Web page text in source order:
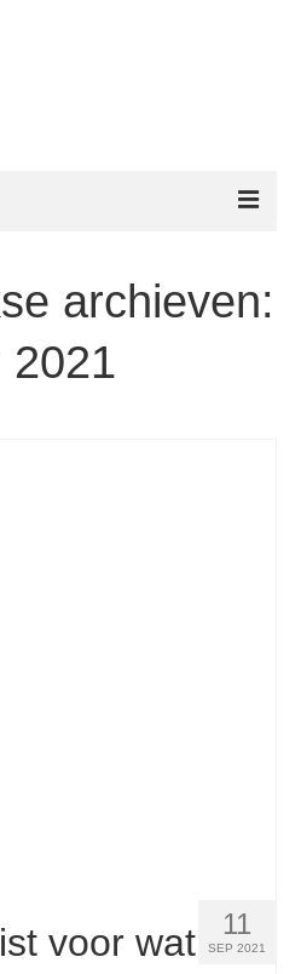
archieven:
2021
11
SEP 2021
voor wat